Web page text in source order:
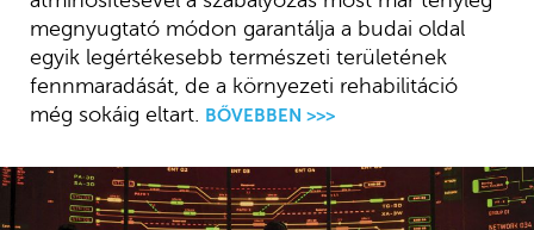
megnyugtató módon garantálja a budai oldal
egyik legértékesebb természeti területének
fennmaradását, de a környezeti rehabilitáció
még sokáig eltart. BŐVEBBEN >>>